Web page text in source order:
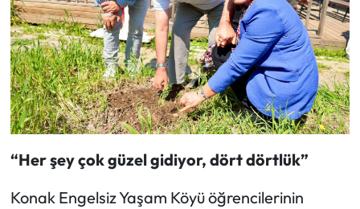
“Her şey çok güzel gidiyor, dört dörtlük”
Konak Engelsiz Yaşam Köyü öğrencilerinin